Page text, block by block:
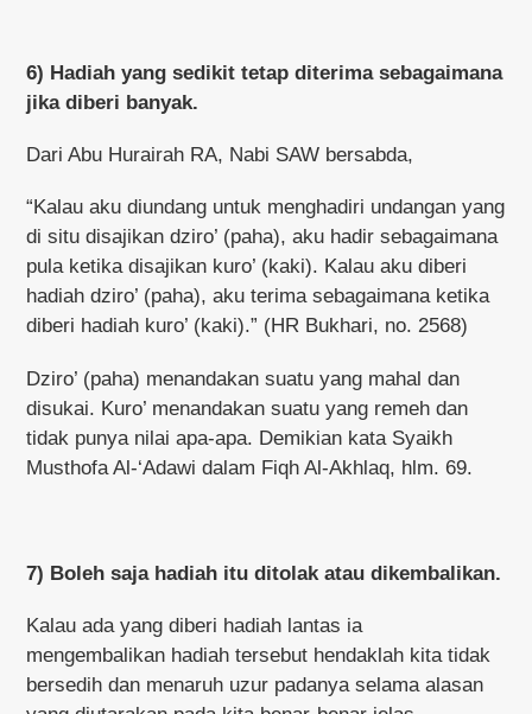
6) Hadiah yang sedikit tetap diterima sebagaimana
jika diberi banyak.
Dari Abu Hurairah RA, Nabi SAW bersabda,
“Kalau aku diundang untuk menghadiri undangan yang
di situ disajikan dziro’ (paha), aku hadir sebagaimana
pula ketika disajikan kuro’ (kaki). Kalau aku diberi
hadiah dziro’ (paha), aku terima sebagaimana ketika
diberi hadiah kuro’ (kaki).” (HR Bukhari, no. 2568)
Dziro’ (paha) menandakan suatu yang mahal dan
disukai. Kuro’ menandakan suatu yang remeh dan
tidak punya nilai apa-apa. Demikian kata Syaikh
Musthofa Al-‘Adawi dalam Fiqh Al-Akhlaq, hlm. 69.
7) Boleh saja hadiah itu ditolak atau dikembalikan.
Kalau ada yang diberi hadiah lantas ia
mengembalikan hadiah tersebut hendaklah kita tidak
bersedih dan menaruh uzur padanya selama alasan